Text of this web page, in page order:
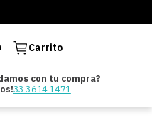
Carrito
con tu compra?
33 3614 1471